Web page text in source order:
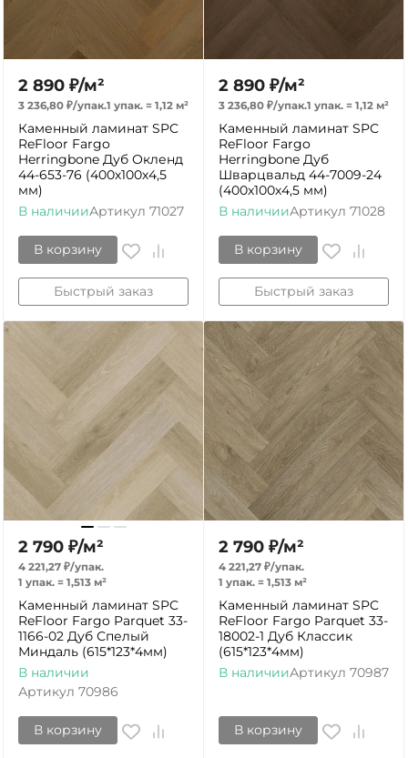
2 890 ₽/м²
3 236,80 ₽/упак.1 упак. = 1,12 м²
Каменный ламинат SPC
ReFloor Fargo
Herringbone Дуб Окленд
44-653-76 (400х100х4,5
мм)
В наличииАртикул 71027
В корзину
Быстрый заказ
2 890 ₽/м²
3 236,80 ₽/упак.1 упак. = 1,12 м²
Каменный ламинат SPC
ReFloor Fargo
Herringbone Дуб
Шварцвальд 44-7009-24
(400х100х4,5 мм)
В наличииАртикул 71028
В корзину
Быстрый заказ
2 790 ₽/м²
4 221,27 ₽/упак.
1 упак. = 1,513 м²
Каменный ламинат SPC
ReFloor Fargo Parquet 33-
1166-02 Дуб Спелый
Миндаль (615*123*4мм)
В наличии
Артикул 70986
В корзину
2 790 ₽/м²
4 221,27 ₽/упак.
1 упак. = 1,513 м²
Каменный ламинат SPC
ReFloor Fargo Parquet 33-
18002-1 Дуб Классик
(615*123*4мм)
В наличииАртикул 70987
В корзину